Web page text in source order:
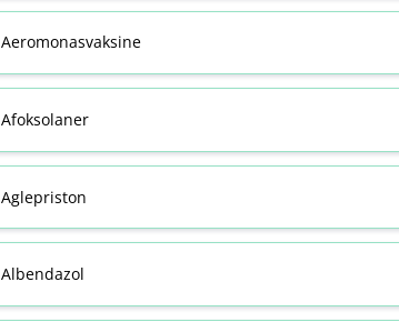
Aeromonasvaksine
Afoksolaner
Aglepriston
Albendazol